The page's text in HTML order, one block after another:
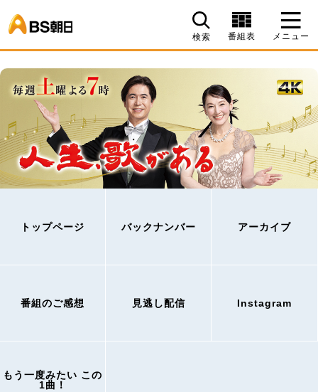
検索 番組表 メニュー
トップページ バックナンバー アーカイブ
番組のご感想 見逃し配信 Instagram
もう一度みたい この
1曲！